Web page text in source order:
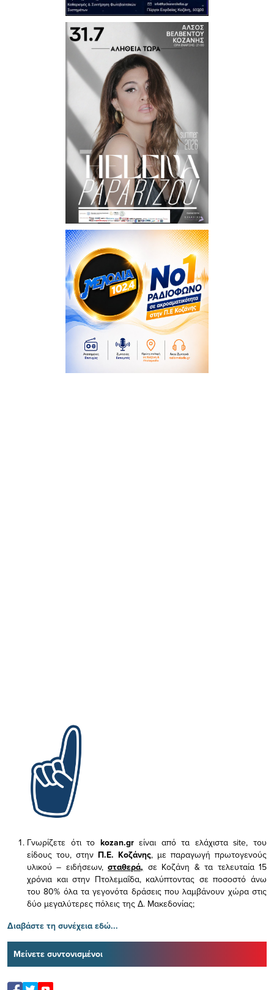
Γνωρίζετε ότι το kozan.gr είναι από τα ελάχισταsite, του
είδους του, στην Π.Ε. Κοζάνης, με παραγωγή πρωτογενούς
υλικού – ειδήσεων,σταθερά, σε Κοζάνη & τα τελευταία 15
χρόνια και στην Πτολεμαΐδα, καλύπτοντας σε ποσοστό άνω
του 80% όλα τα γεγονότα δράσεις που λαμβάνουν χώρα στις
δύο μεγαλύτερες πόλεις της Δ. Μακεδονίας;
Διαβάστε τη συνέχεια εδώ...
Μείνετε συντονισμένοι